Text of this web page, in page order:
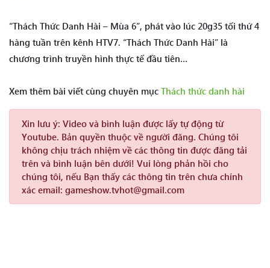
“Thách Thức Danh Hài – Mùa 6”, phát vào lúc 20g35 tối thứ 4
hàng tuần trên kênh HTV7. “Thách Thức Danh Hài” là
chương trình truyền hình thực tế đầu tiên…
Xem thêm bài viết cùng chuyên mục Thách thức danh hài
Xin lưu ý: Video và bình luận được lấy tự động từ
Youtube. Bản quyền thuộc về người đăng. Chúng tôi
không chịu trách nhiệm về các thông tin được đăng tải
trên và bình luận bên dưới! Vui lòng phản hồi cho
chúng tôi, nếu Bạn thấy các thông tin trên chưa chính
xác email: gameshow.tvhot@gmail.com